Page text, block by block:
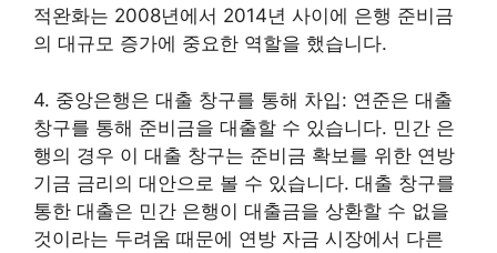
적완화는 2008년에서 2014년 사이에 은행 준비금
의 대규모 증가에 중요한 역할을 했습니다.
4. 중앙은행은 대출 창구를 통해 차입: 연준은 대출
창구를 통해 준비금을 대출할 수 있습니다. 민간 은
행의 경우 이 대출 창구는 준비금 확보를 위한 연방
기금 금리의 대안으로 볼 수 있습니다. 대출 창구를
통한 대출은 민간 은행이 대출금을 상환할 수 없을
것이라는 두려움 때문에 연방 자금 시장에서 다른